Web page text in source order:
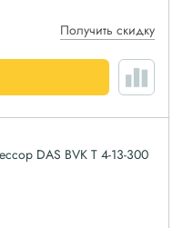
Получить скидку
DAS BVK T 4-13-300